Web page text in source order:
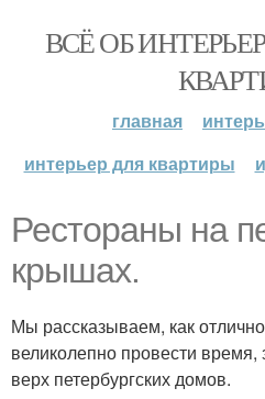
ВСЁ ОБ
главная
интерьер для квартиры
Рестораны на
крышах.
Мы рассказываем, как
великолепно провести
верх петербургских домов.